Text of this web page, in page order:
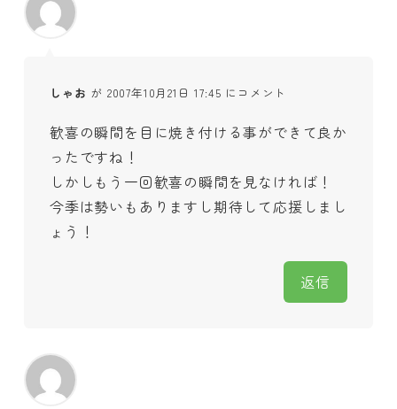
しゃお が 2007年10月21日 17:45 にコメント
歓喜の瞬間を目に焼き付ける事ができて良か
ったですね！
しかしもう一回歓喜の瞬間を見なければ！
今季は勢いもありますし期待して応援しまし
ょう！
返信